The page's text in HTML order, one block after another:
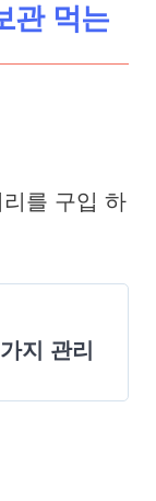
관 먹는
를 구입 하
지 관리